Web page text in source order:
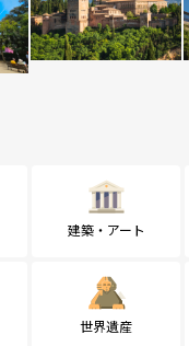
建築・アート
世界遺産